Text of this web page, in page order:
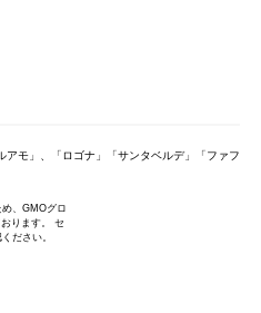
モ」、「ロゴナ」「サンタベルデ」「ファフ
、GMOグロ
ります。 セ
ださい。